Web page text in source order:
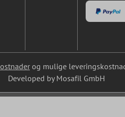
og mulige
Developed by Mosafil GmbH